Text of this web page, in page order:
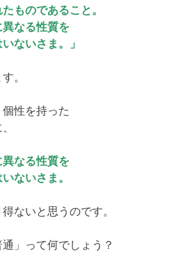
ものであること。
なる性質を
ないさま。」
。
性を持った
なる性質を
ないさま。
ないと思うのです。
」って何でしょう？